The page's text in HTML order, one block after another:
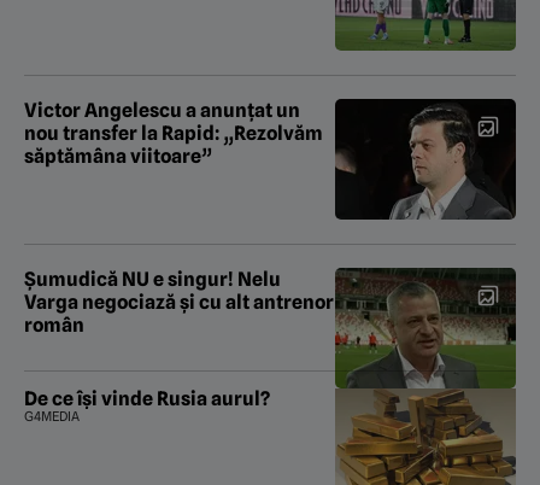
Victor Angelescu a anunțat un
nou transfer la Rapid: „Rezolvăm
săptămâna viitoare”
Şumudică NU e singur! Nelu
Varga negociază şi cu alt antrenor
român
De ce își vinde Rusia aurul?
G4MEDIA